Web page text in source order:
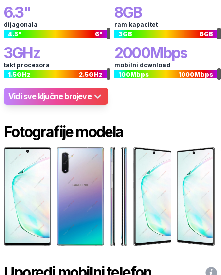
6.3"
dijagonala
4.5" 6"
8GB
ram kapacitet
3GB 6GB
3GHz
takt procesora
1.5GHz 2.5GHz
2000Mbps
mobilni download
100Mbps 1000Mbps
Vidi sve ključne brojeve
Fotografije modela